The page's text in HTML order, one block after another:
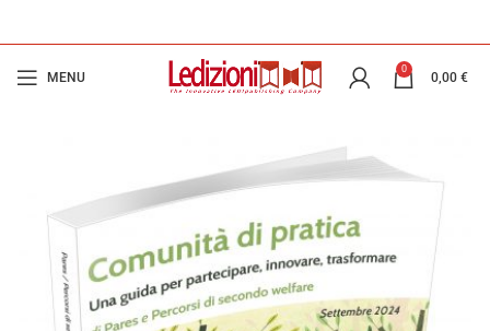
MENU
0
0,00 €